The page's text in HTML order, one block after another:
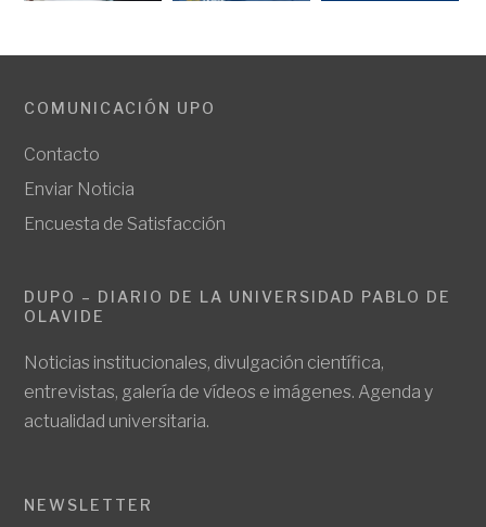
COMUNICACIÓN UPO
Contacto
Enviar Noticia
Encuesta de Satisfacción
DUPO – DIARIO DE LA UNIVERSIDAD PABLO DE
OLAVIDE
Noticias institucionales, divulgación científica,
entrevistas, galería de vídeos e imágenes. Agenda y
actualidad universitaria.
NEWSLETTER